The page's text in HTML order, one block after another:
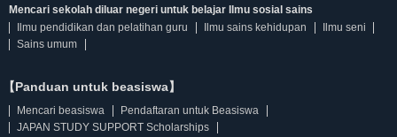
Mencari sekolah diluar negeri untuk belajar Ilmu sosial sains
Ilmu pendidikan dan pelatihan guru
Ilmu sains kehidupan
Ilmu seni
Sains umum
【Panduan untuk beasiswa】
Mencari beasiswa
Pendaftaran untuk Beasiswa
JAPAN STUDY SUPPORT Scholarships